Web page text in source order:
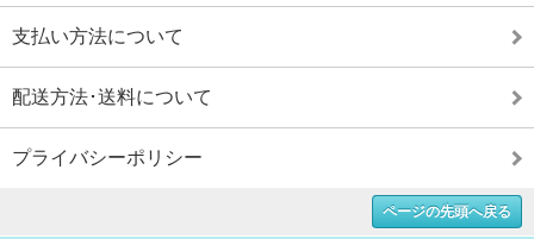
支払い方法について
配送方法･送料について
プライバシーポリシー
ページの先頭へ戻る